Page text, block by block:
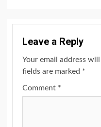
Leave a Reply
Your email address
fields are marked *
Comment *